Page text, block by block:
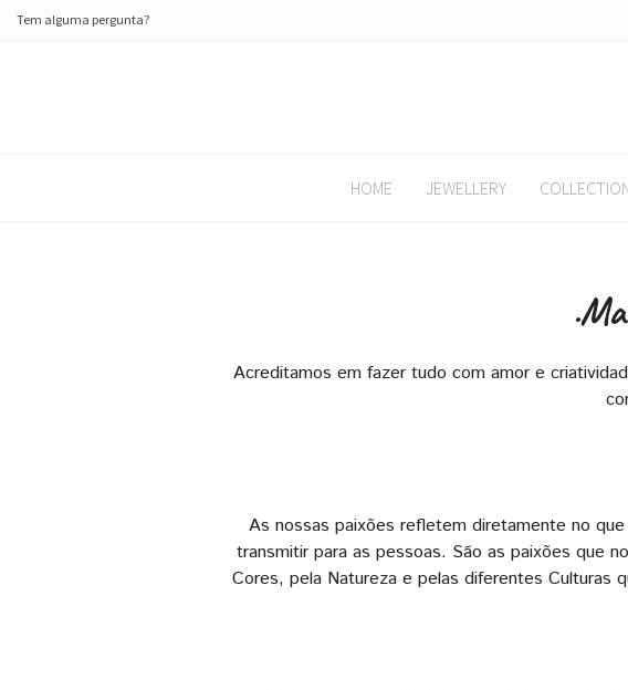
Tem alguma pergunta?
HOME JEWELLERY
Acreditamos em fazer tudo com amor e
As nossas paixões refletem diretamente no
transmitir para as pessoas. São as paixões que
Cores, pela Natureza e pelas diferentes Culturas